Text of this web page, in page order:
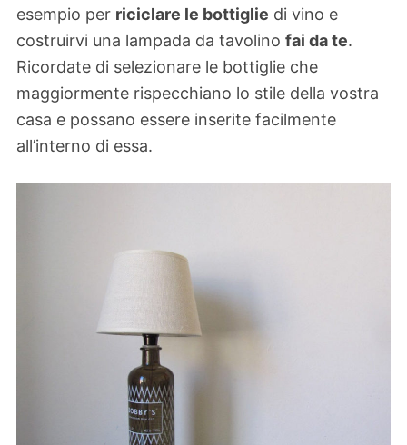
esempio per riciclare le bottiglie di vino e
costruirvi una lampada da tavolino fai da te.
Ricordate di selezionare le bottiglie che
maggiormente rispecchiano lo stile della vostra
casa e possano essere inserite facilmente
all’interno di essa.